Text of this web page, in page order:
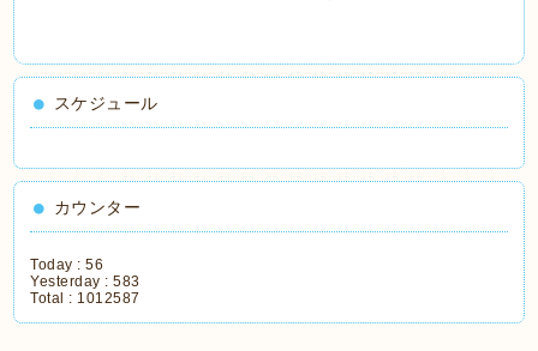
スケジュール
カウンター
Today :56
Yesterday :583
Total : 1012587